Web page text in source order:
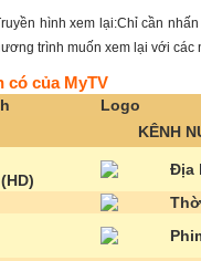
hình xem lại:Chỉ cần
trình muốn xem lại với các
có của MyTV
Logo
KÊNH
Địa